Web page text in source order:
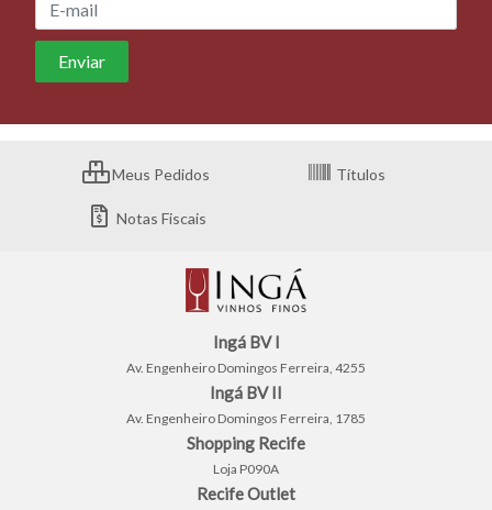
Meus Pedidos Títulos
Notas Fiscais
Ingá BV I
Av. Engenheiro Domingos Ferreira, 4255
Ingá BV II
Av. Engenheiro Domingos Ferreira, 1785
Shopping Recife
Loja P090A
Recife Outlet